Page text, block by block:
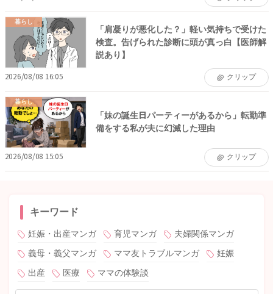
暮らし
「肩凝りが悪化した？」軽い気持ちで受けた
検査。告げられた診断に頭が真っ白【医師解
説あり】
2026/08/08 16:05 クリップ
暮らし
「妹の誕生日パーティーがあるから」転勤準
備をする私が夫に幻滅した理由
2026/08/08 15:05 クリップ
キーワード
妊娠・出産マンガ 育児マンガ
夫婦関係マンガ
義母・義父マンガ
ママ友トラブルマンガ
妊娠
出産
医療 ママの体験談